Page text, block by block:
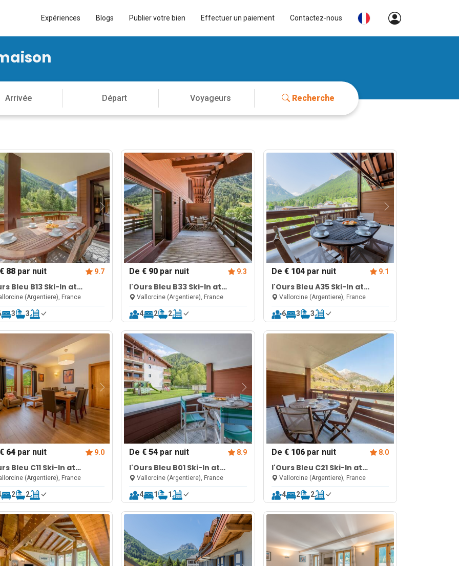
Expériences Blogs Publier votre bien Effectuer un paiement Contactez-nous
Recherche
€ 88 par nuit 9.7
Bleu B13 Ski-In at
Shared Pool, Gym
(Argentiere), France
3 3
De € 90par nuit 9.3
l'Ours Bleu B33 Ski-In at
Vallorcine| Shared Pool, Gym
& Wellness
Vallorcine (Argentiere), France
4 2 2
De € 104par nuit 9.1
l'Ours Bleu A35 Ski-In at
Vallorcine| Shared Pool, Gym
& Wellness
Vallorcine (Argentiere), France
6 3 3
€ 64 par nuit 9.0
Bleu C11 Ski-In at
Shared Pool, Gym
(Argentiere), France
2 2
De € 54par nuit 8.9
l'Ours Bleu B01 Ski-In at
Vallorcine| Shared Pool, Gym
& Wellness
Vallorcine (Argentiere), France
4 1 1
De € 106par nuit 8.0
l'Ours Bleu C21 Ski-In at
Vallorcine| Shared Pool, Gym
& Wellness
Vallorcine (Argentiere), France
4 2 2